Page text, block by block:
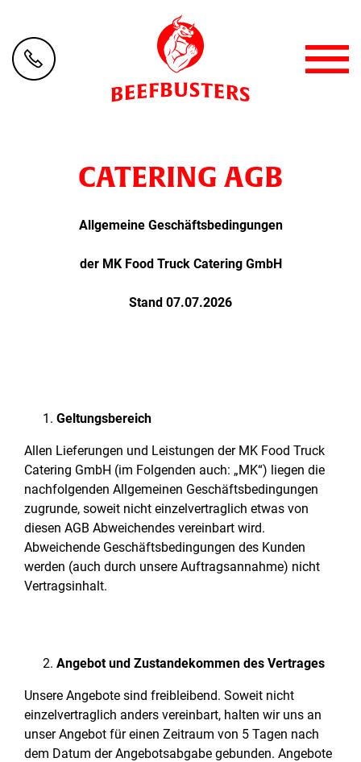
CATERING AGB
Allgemeine Geschäftsbedingungen
der MK Food Truck Catering GmbH
Stand 07.07.2026
Geltungsbereich
Allen Lieferungen und Leistungen der MK Food Truck
Catering GmbH (im Folgenden auch: „MK“) liegen die
nachfolgenden Allgemeinen Geschäftsbedingungen
zugrunde, soweit nicht einzelvertraglich etwas von
diesen AGB Abweichendes vereinbart wird.
Abweichende Geschäftsbedingungen des Kunden
werden (auch durch unsere Auftragsannahme) nicht
Vertragsinhalt.
Angebot und Zustandekommen des Vertrages
Unsere Angebote sind freibleibend. Soweit nicht
einzelvertraglich anders vereinbart, halten wir uns an
unser Angebot für einen Zeitraum von 5 Tagen nach
dem Datum der Angebotsabgabe gebunden. Angebote